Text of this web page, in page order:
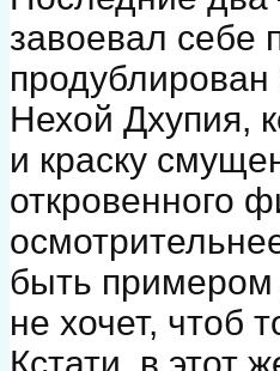
завоевал себе
Нехой Дхупия,
и краску
откровенного
быть примером
не хочет, чтоб
Кстати, в этот